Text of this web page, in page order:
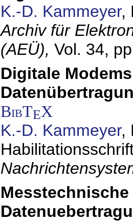
K.-D. Kammeyer,
Archiv für
(AEÜ), Vol. 34,
Digitale
BibTEX
K.-D. Kammeyer,